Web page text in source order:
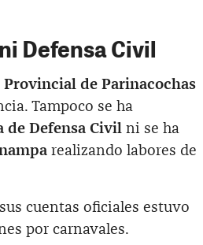
Defensa Civil
de Parinacochas
Tampoco se ha
de Defensa Civil ni se ha
realizando labores de
cuentas oficiales estuvo
por carnavales.